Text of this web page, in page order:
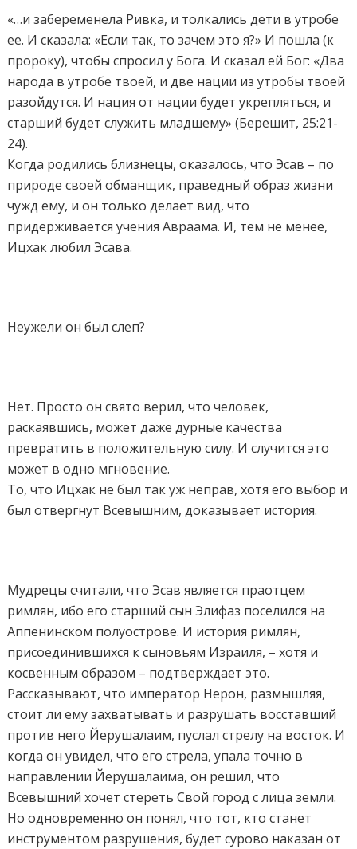
«…и забеременела Ривка, и толкались дети в утробе
ее. И сказала: «Если так, то зачем это я?» И пошла (к
пророку), чтобы спросил у Бога. И сказал ей Бог: «Два
народа в утробе твоей, и две нации из утробы твоей
разойдутся. И нация от нации будет укрепляться, и
старший будет служить младшему» (Берешит, 25:21-
24).
Когда родились близнецы, оказалось, что Эсав – по
природе своей обманщик, праведный образ жизни
чужд ему, и он только делает вид, что
придерживается учения Авраама. И, тем не менее,
Ицхак любил Эсава.
Неужели он был слеп?
Нет. Просто он свято верил, что человек,
раскаявшись, может даже дурные качества
превратить в положительную силу. И случится это
может в одно мгновение.
То, что Ицхак не был так уж неправ, хотя его выбор и
был отвергнут Всевышним, доказывает история.
Мудрецы считали, что Эсав является праотцем
римлян, ибо его старший сын Элифаз поселился на
Аппенинском полуострове. И история римлян,
присоединившихся к сыновьям Израиля, – хотя и
косвенным образом – подтверждает это.
Рассказывают, что император Нерон, размышляя,
стоит ли ему захватывать и разрушать восставший
против него Йерушалаим, пуслал стрелу на восток. И
когда он увидел, что его стрела, упала точно в
направлении Йерушалаима, он решил, что
Всевышний хочет стереть Свой город с лица земли.
Но одновременно он понял, что тот, кто станет
инструментом разрушения, будет сурово наказан от